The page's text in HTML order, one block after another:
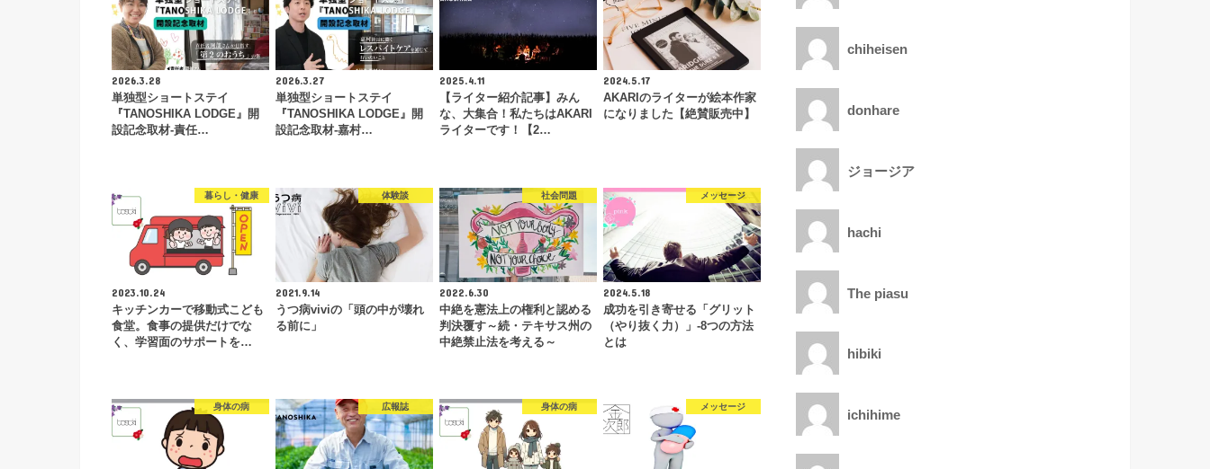
2026.3.28
単独型ショートステイ
『TANOSHIKA LODGE』開
設記念取材-責任…
2026.3.27
単独型ショートステイ
『TANOSHIKA LODGE』開
設記念取材-嘉村…
2025.4.11
【ライター紹介記事】みん
な、大集合！私たちはAKARI
ライターです！【2…
2024.5.17
AKARIのライターが絵本作家
になりました【絶賛販売中】
暮らし・健康
2023.10.24
キッチンカーで移動式こども
食堂。食事の提供だけでな
く、学習面のサポートを…
体験談
2021.9.14
うつ病viviの「頭の中が壊れ
る前に」
社会問題
2022.6.30
中絶を憲法上の権利と認める
判決覆す～続・テキサス州の
中絶禁止法を考える～
メッセージ
2024.5.18
成功を引き寄せる「グリット
（やり抜く力）」-8つの方法
とは
身体の病 広報誌 身体の病 メッセージ
chiheisen
donhare
ジョージア
hachi
The piasu
hibiki
ichihime